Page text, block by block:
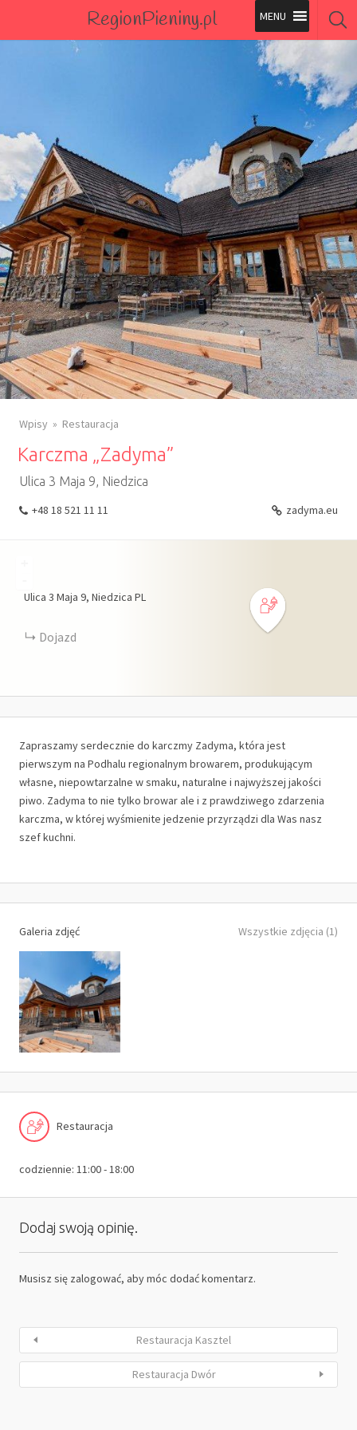
RegionPieniny.pl
Wpisy Restauracja
Karczma „Zadyma”
Ulica 3 Maja 9, Niedzica
+48 18 521 11 11
zadyma.eu
Ulica 3 Maja 9 Niedzica PL
Dojazd
Zapraszamy serdecznie do karczmy Zadyma, która jest
pierwszym na Podhalu regionalnym browarem, produkującym
własne, niepowtarzalne w smaku, naturalne i najwyższej jakości
piwo. Zadyma to nie tylko browar ale i z prawdziwego zdarzenia
karczma, w której wyśmienite jedzenie przyrządzi dla Was nasz
szef kuchni.
Galeria zdjęć Wszystkie zdjęcia (1)
Restauracja
codziennie: 11:00 - 18:00
Dodaj swoją opinię.
Musisz się zalogować, aby móc dodać komentarz.
Restauracja Kasztel
Restauracja Dwór